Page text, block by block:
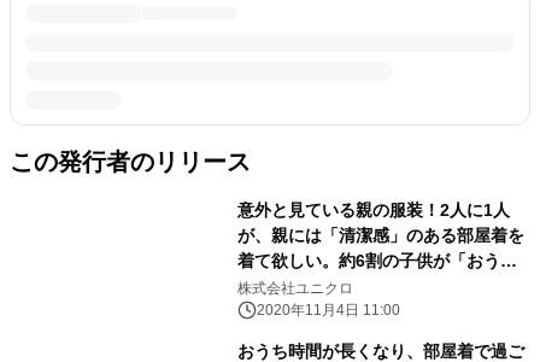
この発行者のリリース
意外と見ている親の服装！2人に1人
が、親には「清潔感」のある部屋着を
着て欲しい。約6割の子供が「おうち
時間が増えて仲良くなった」と回答
株式会社ユニクロ
2020年11月4日 11:00
おうち時間が長くなり、部屋着で過ご